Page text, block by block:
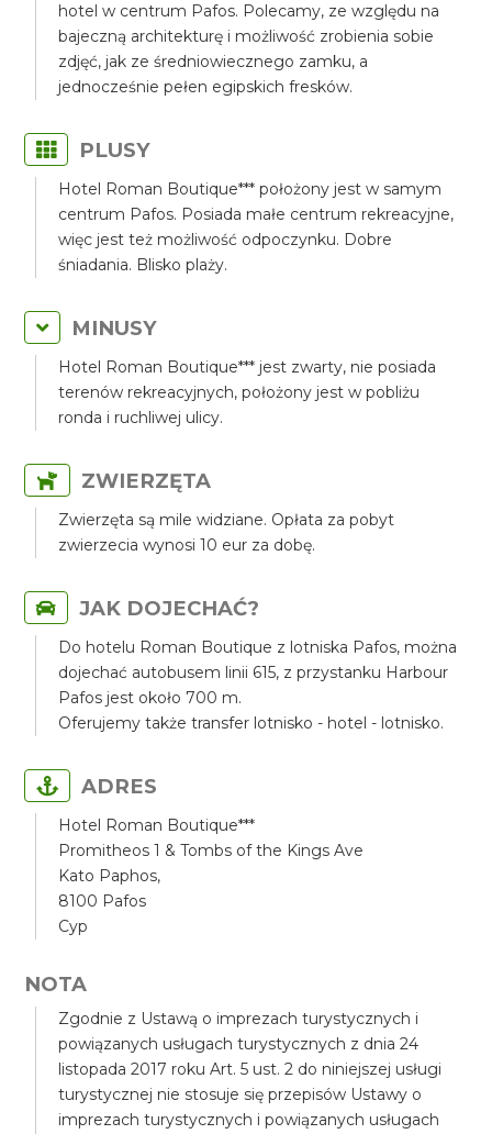
hotel w centrum Pafos. Polecamy, ze względu na
bajeczną architekturę i możliwość zrobienia sobie
zdjęć, jak ze średniowiecznego zamku, a
jednocześnie pełen egipskich fresków.
PLUSY
Hotel Roman Boutique*** położony jest w samym
centrum Pafos. Posiada małe centrum rekreacyjne,
więc jest też możliwość odpoczynku. Dobre
śniadania. Blisko plaży.
MINUSY
Hotel Roman Boutique*** jest zwarty, nie posiada
terenów rekreacyjnych, położony jest w pobliżu
ronda i ruchliwej ulicy.
ZWIERZĘTA
Zwierzęta są mile widziane. Opłata za pobyt
zwierzecia wynosi 10 eur za dobę.
JAK DOJECHAĆ?
Do hotelu Roman Boutique z lotniska Pafos, można
dojechać autobusem linii 615, z przystanku Harbour
Pafos jest około 700 m.
Oferujemy także transfer lotnisko - hotel - lotnisko.
ADRES
Hotel Roman Boutique***
Promitheos 1 & Tombs of the Kings Ave
Kato Paphos,
8100 Pafos
Cyp
NOTA
Zgodnie z Ustawą o imprezach turystycznych i
powiązanych usługach turystycznych z dnia 24
listopada 2017 roku Art. 5 ust. 2 do niniejszej usługi
turystycznej nie stosuje się przepisów Ustawy o
imprezach turystycznych i powiązanych usługach